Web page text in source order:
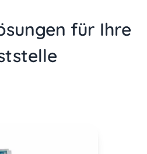
für Ihre